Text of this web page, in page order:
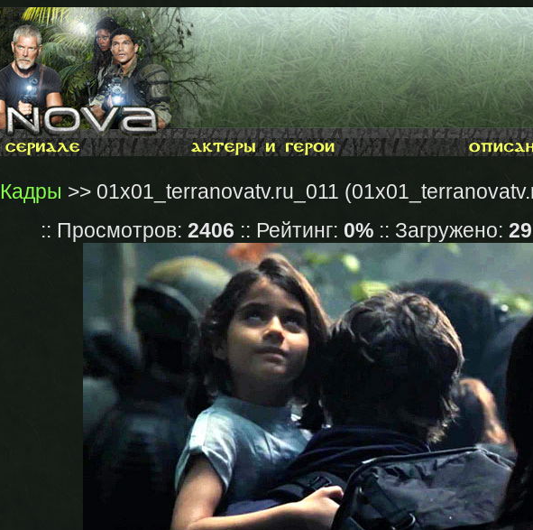
Кадры >> 01x01_terranovatv.ru_011
:: Просмотров: 2406 :: Рейтинг: 0%:: Загружено: